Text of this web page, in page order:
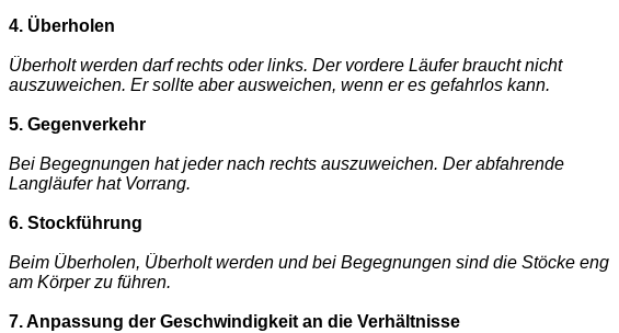
4. Überholen
Überholt werden darf rechts oder links. Der vordere Läufer braucht nicht
auszuweichen. Er sollte aber ausweichen, wenn er es gefahrlos kann.
5. Gegenverkehr
Bei Begegnungen hat jeder nach rechts auszuweichen. Der abfahrende
Langläufer hat Vorrang.
6. Stockführung
Beim Überholen, Überholt werden und bei Begegnungen sind die Stöcke eng
am Körper zu führen.
7. Anpassung der Geschwindigkeit an die Verhältnisse